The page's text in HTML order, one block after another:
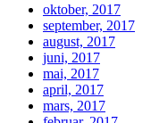
oktober, 2017
september, 2017
august, 2017
juni, 2017
mai, 2017
april, 2017
mars, 2017